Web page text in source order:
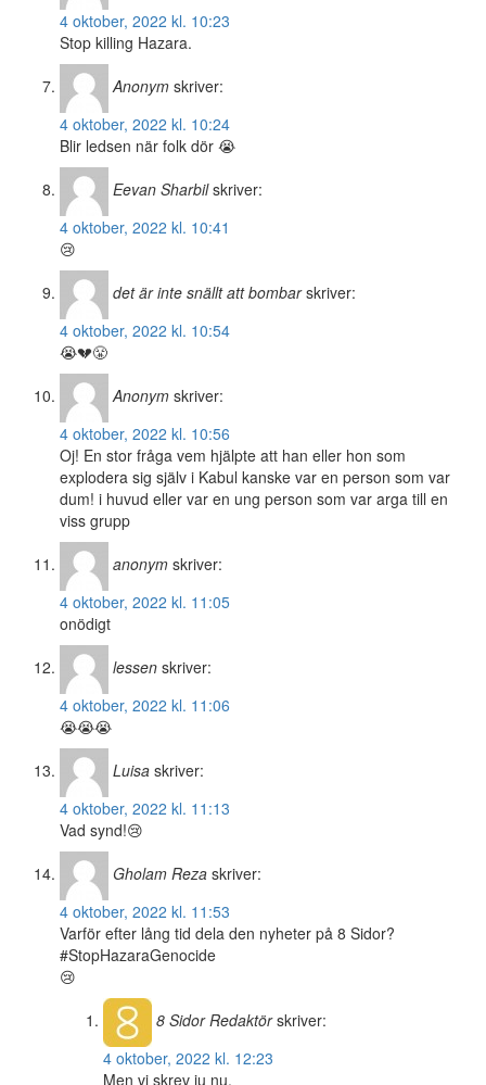
4 oktober, 2022 kl. 10:23
Stop killing Hazara.
Anonym skriver:
4 oktober, 2022 kl. 10:24
Blir ledsen när folk dör 😭
Eevan Sharbil skriver:
4 oktober, 2022 kl. 10:41
😢
det är inte snällt att bombar skriver:
4 oktober, 2022 kl. 10:54
😭💔😤
Anonym skriver:
4 oktober, 2022 kl. 10:56
Oj! En stor fråga vem hjälpte att han eller hon som
explodera sig själv i Kabul kanske var en person som var
dum! i huvud eller var en ung person som var arga till en
viss grupp
anonym skriver:
4 oktober, 2022 kl. 11:05
onödigt
lessen skriver:
4 oktober, 2022 kl. 11:06
😭😭😭
Luisa skriver:
4 oktober, 2022 kl. 11:13
Vad synd!😢
Gholam Reza skriver:
4 oktober, 2022 kl. 11:53
Varför efter lång tid dela den nyheter på 8 Sidor?
#StopHazaraGenocide
😢
8 SidorRedaktör skriver:
4 oktober, 2022 kl. 12:23
Men vi skrev ju nu.